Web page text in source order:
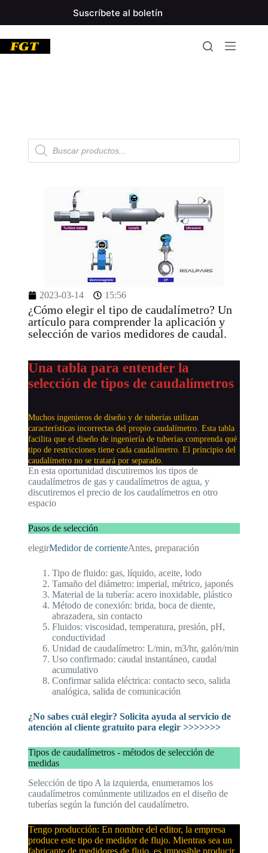
Suscríbete al boletín
2023-03-14 15:56
¿Cómo elegir el tipo de caudalímetro? Un
artículo para comprender la aplicación y
selección de varios medidores de caudal.
Una tabla para entender la
selección de tipos de caudalímetros
Muchos ingenieros de diseño y de tuberías utilizan
características incorrectas del propio caudalímetro. Esta tabla
facilita que el diseño de ingeniería de tuberías comprenda qué
tipo de restricciones tiene cada caudalímetro. El principio del
caudalímetro no se tratará por separado.
En esta oportunidad discutiremos los tipos de
caudalímetros de gas y caudalímetros de agua, y
discutiremos el precio de los caudalímetros en otro
espacio
Pasos de selección
elegirMedidor de corrienteAntes, preparación
Tipo de fluido: gas, líquido, aceite, lodo
Tamaño del diámetro: imperial, métrico, japonés
Material de la tubería: acero inoxidable, plástico
Método de conexión: brida, boca de diente,
abrazadera, sin contacto
Fluidos: viscosidad, temperatura, presión, pH,
conductividad
Unidad de caudalímetro: L/min, m3/hr, galón/min
Uso confirmado: caudal instantáneo, caudal
acumulativo
Confirmar salida eléctrica: contacto seco, salida
analógica, salida de comunicación
¿No sabes cuál elegir? Solicita ayuda al servicio de
atención al cliente gratuito para elegir >>>>>>>
Tipos de caudalímetros - métodos de selección de
medidas
Selección de tipo A la izquierda, enumeramos los
caudalímetros comúnmente utilizados en el diseño de
tuberías según la función del caudalímetro.
Tengo producción: En nombre del editor, la empresa
produce este tipo de medidor de flujo. Mientras sea un
fabricante de medidores de flujo, es imposible producir